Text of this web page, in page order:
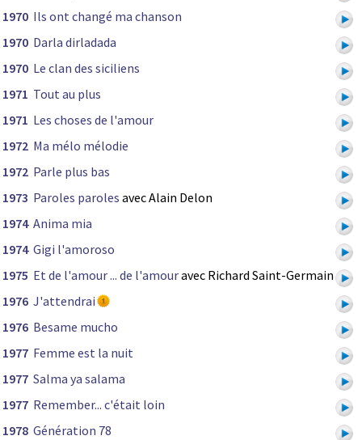
1970 Ils ont changé ma chanson
1970 Darla dirladada
1970 Le clan des siciliens
1971 Tout au plus
1971 Les choses de l'amour
1972 Ma mélo mélodie
1972 Parle plus bas
1973 Paroles paroles avec Alain Delon
1974 Anima mia
1974 Gigi l'amoroso
1975 Et de l'amour ... de l'amouravec Richard Saint-Germain
1976 J'attendrai
1976 Besame mucho
1977 Femme est la nuit
1977 Salma ya salama
1977 Remember... c'était loin
1978 Génération 78